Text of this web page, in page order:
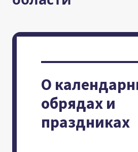
О
обрядах и
праздниках